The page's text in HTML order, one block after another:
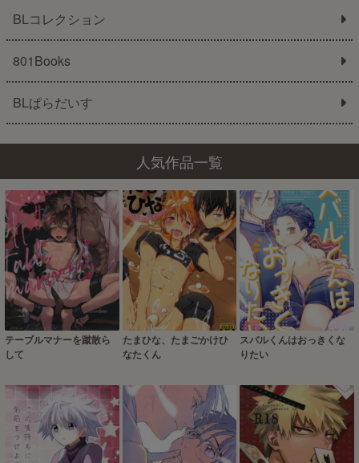
BLコレクション
801Books
BLぱらだいす
人気作品一覧
テーブルマナーを蹴散ら
して
たまひな、たまごかけひ
なたくん
スバルくんはおっきくな
りたい